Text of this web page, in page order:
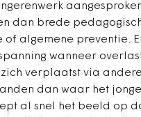
dan brede
of algemene preventie.
wanneer
verplaatst via
dan waar het
al snel het beeld op